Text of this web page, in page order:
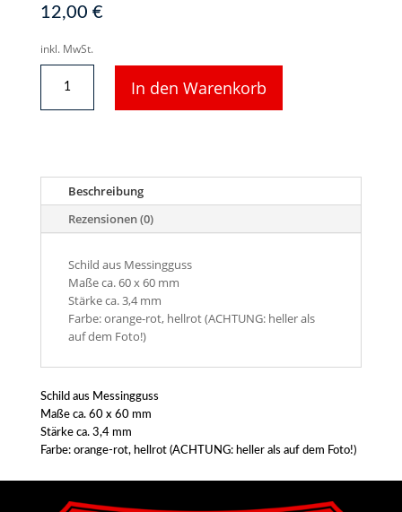
12,00 €
inkl. MwSt.
Messingguss
mm,
Nummer
50
In den Warenkorb
Beschreibung
Rezensionen (0)
Schild aus Messingguss
Maße ca. 60 x 60 mm
Stärke ca. 3,4 mm
Farbe: orange-rot, hellrot (ACHTUNG: heller als
auf dem Foto!)
Schild aus Messingguss
Maße ca. 60 x 60 mm
Stärke ca. 3,4 mm
Farbe: orange-rot, hellrot (ACHTUNG: heller als auf dem Foto!)